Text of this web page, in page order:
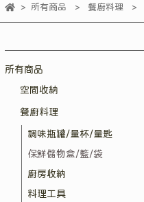
所有商品 餐廚料理
所有商品
空間收納
餐廚料理
調味瓶罐/量杯/量匙
保鮮儲物盒/籃/袋
廚房收納
料理工具